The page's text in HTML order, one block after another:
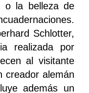
o la belleza de
Schlotter,
realizada por
al visitante
creador alemán
además un